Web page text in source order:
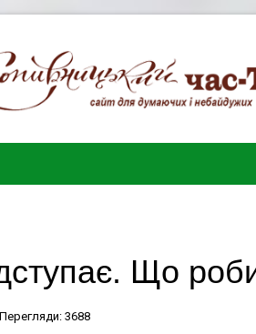
Що
Перегляди: 3688